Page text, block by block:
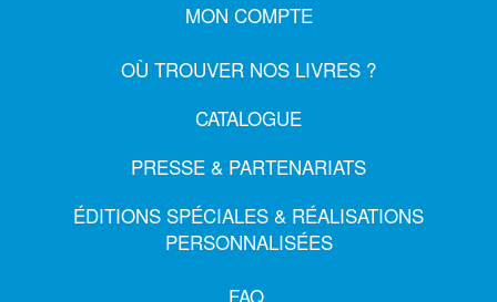
MON COMPTE
OÙ TROUVER NOS LIVRES ?
CATALOGUE
PRESSE & PARTENARIATS
ÉDITIONS SPÉCIALES & RÉALISATIONS
PERSONNALISÉES
FAQ